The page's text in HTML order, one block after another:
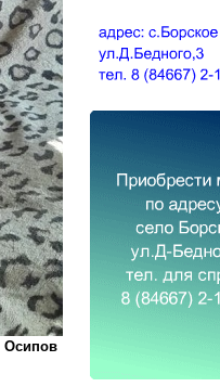
Осипов